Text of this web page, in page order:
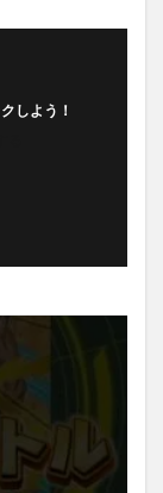
しよう！